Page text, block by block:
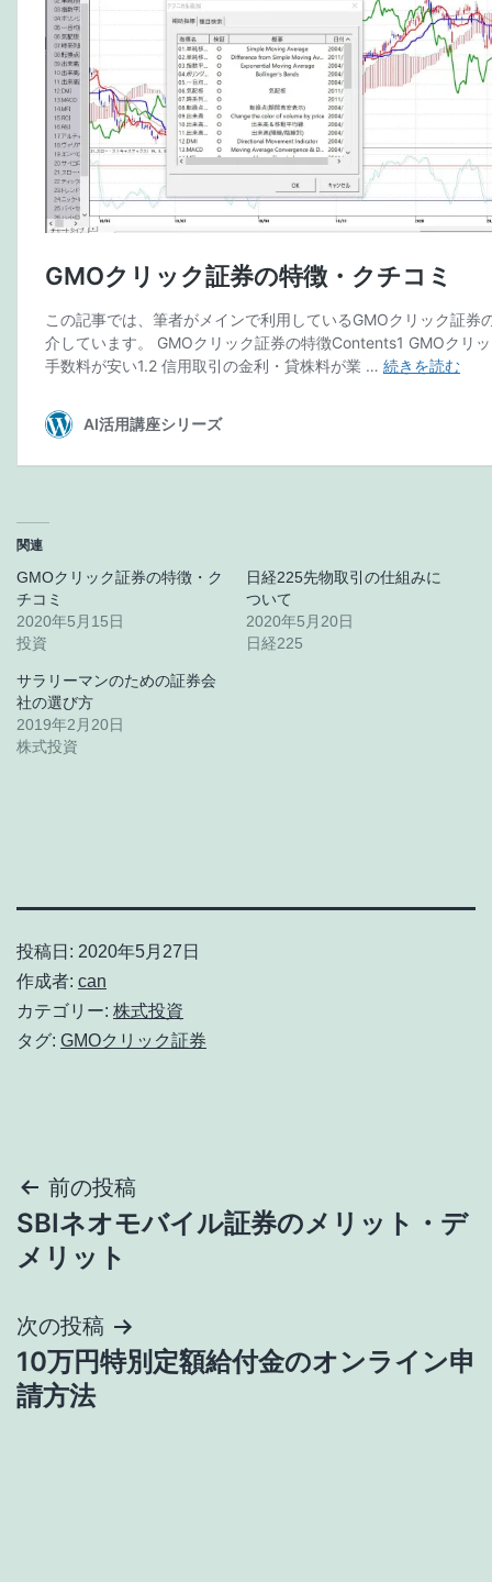
関連
GMOクリック証券の特徴・ク
チコミ
2020年5月15日
投資
日経225先物取引の仕組みに
ついて
2020年5月20日
日経225
サラリーマンのための証券会
社の選び方
2019年2月20日
株式投資
投稿日: 2020年5月27日
作成者: can
カテゴリー: 株式投資
タグ: GMOクリック証券
投
稿
ビ
ゲ
前の投稿
SBIネオモバイル証券のメリット・デ
メリット
次の投稿
10万円特別定額給付金のオンライン申
請方法